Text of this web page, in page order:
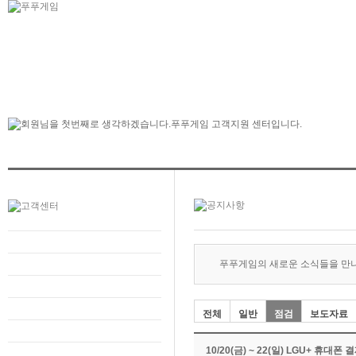
푸푸게임의 새로운 소식들을 만
전체 일반 점검 보도자료
10/20(금) ~ 22(일) LGU+ 휴대폰